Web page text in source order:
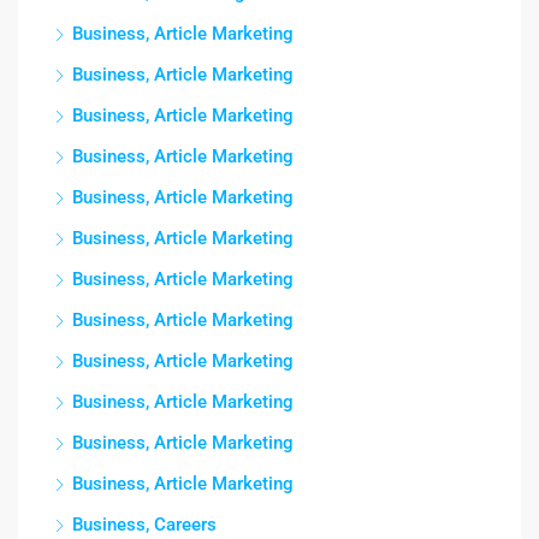
Business, Article Marketing
Business, Article Marketing
Business, Article Marketing
Business, Article Marketing
Business, Article Marketing
Business, Article Marketing
Business, Article Marketing
Business, Article Marketing
Business, Article Marketing
Business, Article Marketing
Business, Article Marketing
Business, Article Marketing
Business, Careers